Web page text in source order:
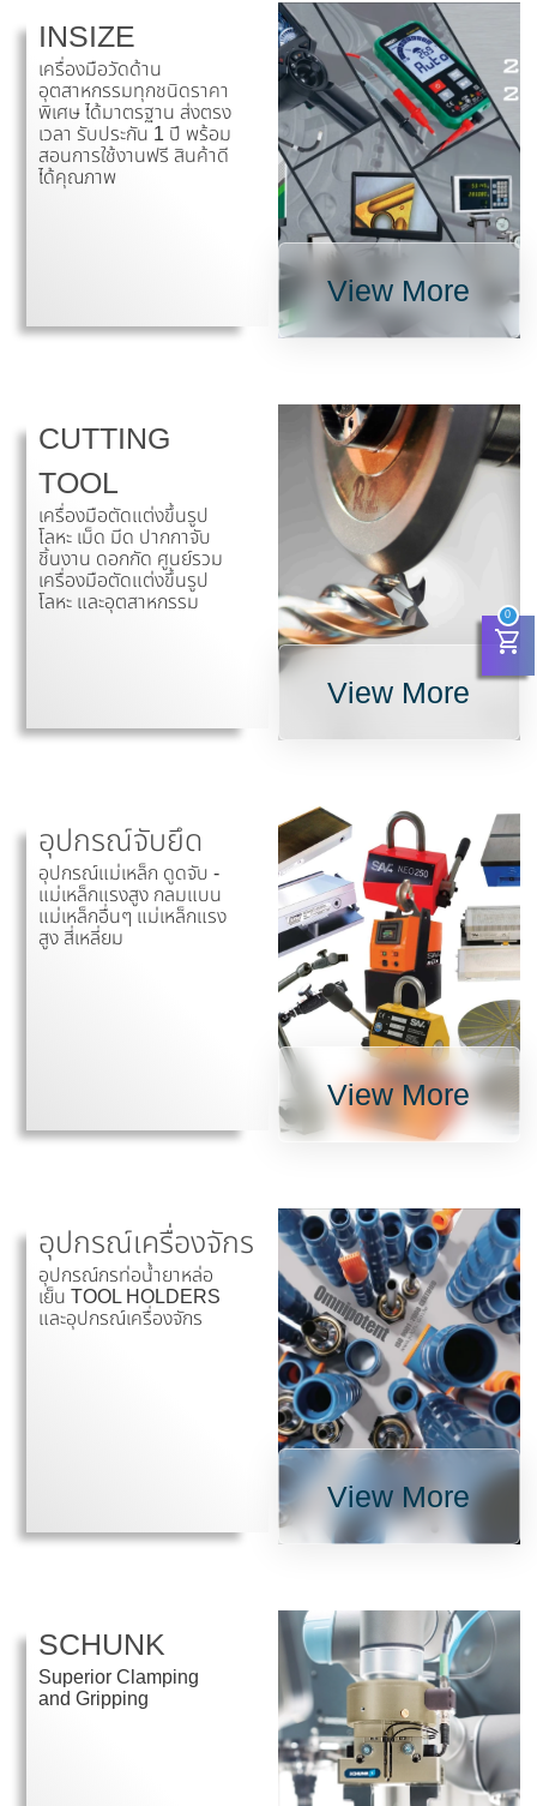
shopping_cart
0
INSIZE
เครื่องมือวัดด้าน
อุตสาหกรรมทุกชนิดราคา
พิเศษ ได้มาตรฐาน ส่งตรง
เวลา รับประกัน 1 ปี พร้อม
สอนการใช้งานฟรี สินค้าดี
ได้คุณภาพ
View More
CUTTING
TOOL
เครื่องมือตัดแต่งขึ้นรูป
โลหะ เม็ด มีด ปากกาจับ
ชิ้นงาน ดอกกัด ศูนย์รวม
เครื่องมือตัดแต่งขึ้นรูป
โลหะ และอุตสาหกรรม
View More
อุปกรณ์จับยึด
อุปกรณ์แม่เหล็ก ดูดจับ -
แม่เหล็กแรงสูง กลมแบน
แม่เหล็กอื่นๆ แม่เหล็กแรง
สูง สี่เหลี่ยม
View More
อุปกรณ์เครื่องจักร
อุปกรณ์กรท่อน้ำยาหล่อ
เย็น TOOL HOLDERS
และอุปกรณ์เครื่องจักร
View More
SCHUNK
Superior Clamping
and Gripping